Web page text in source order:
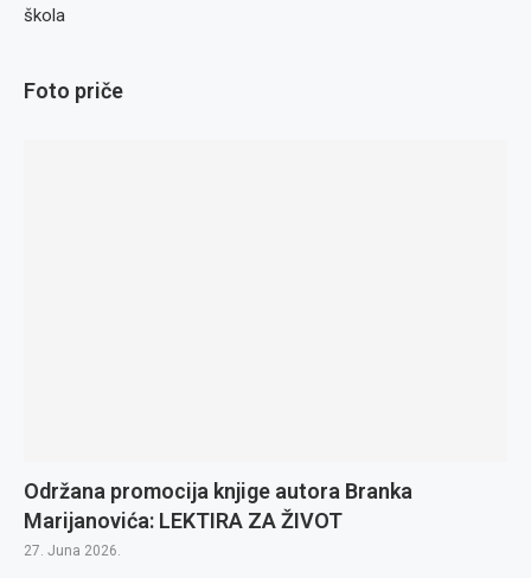
škola
Foto priče
Održana promocija knjige autora Branka
Marijanovića: LEKTIRA ZA ŽIVOT
27. Juna 2026.